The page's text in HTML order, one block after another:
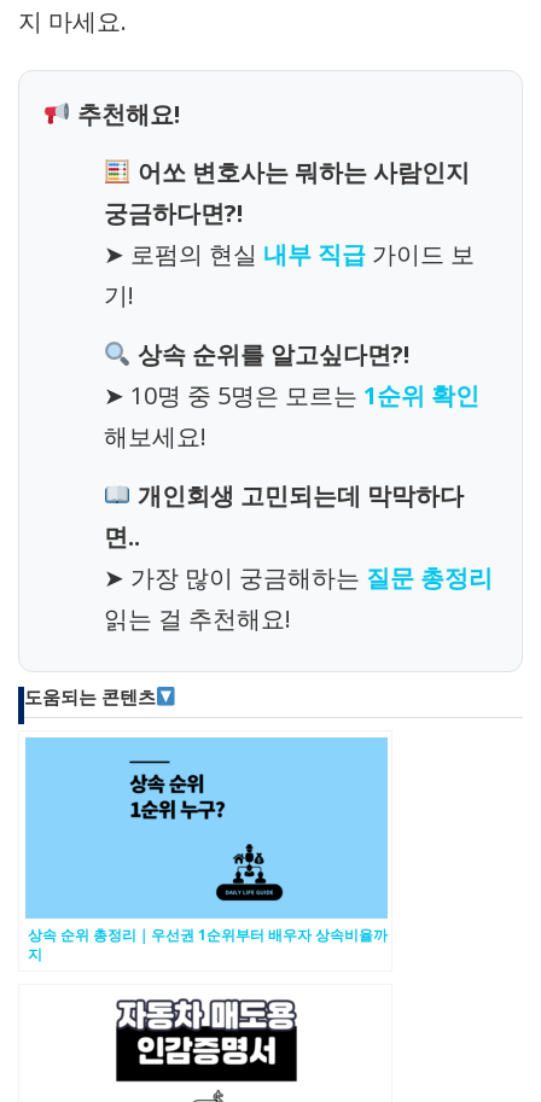
지 마세요.
추천해요!
어쏘 변호사는 뭐하는 사람인지
궁금하다면?!
➤ 로펌의 현실 내부 직급 가이드 보
기!
상속 순위를 알고싶다면?!
➤ 10명 중 5명은 모르는 1순위 확인
해보세요!
개인회생 고민되는데 막막하다
면..
➤ 가장 많이 궁금해하는 질문 총정리
읽는 걸 추천해요!
도움되는 콘텐츠
상속 순위 총정리｜우선권 1순위부터 배우자 상속비율까
지